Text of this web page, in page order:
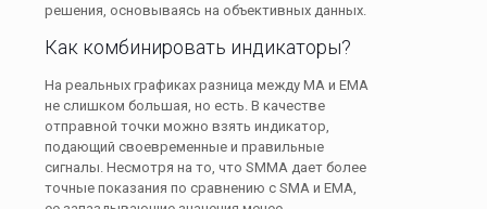
решения, основываясь на объективных данных.
Как комбинировать индикаторы?
На реальных графиках разница между МА и ЕМА
не слишком большая, но есть. В качестве
отправной точки можно взять индикатор,
подающий своевременные и правильные
сигналы. Несмотря на то, что SMMA дает более
точные показания по сравнению с SMA и EMA,